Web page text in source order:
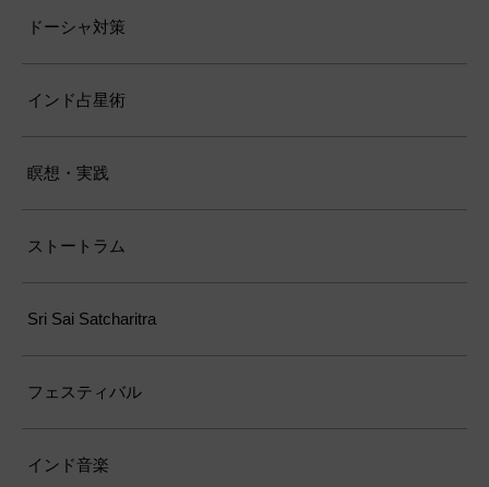
ドーシャ対策
インド占星術
瞑想・実践
ストートラム
Sri Sai Satcharitra
フェスティバル
インド音楽